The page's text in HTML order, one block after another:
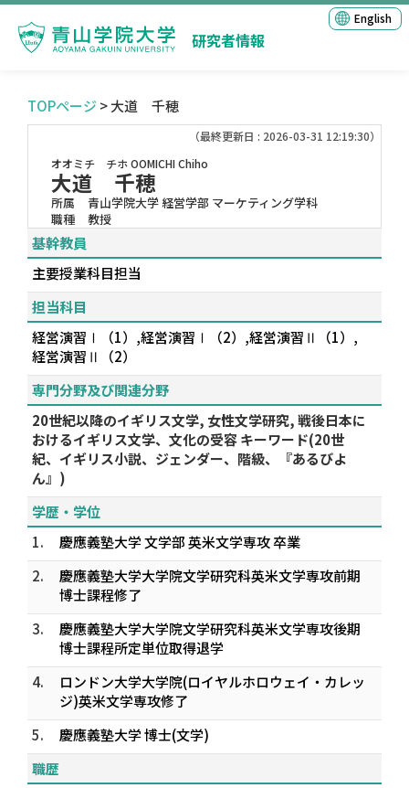
研究者情報
English
TOPページ > 大道 千穂
（最終更新日 : 2026-03-31 12:19:30）
オオミチ チホOOMICHI Chiho
大道 千穂
所属
青山学院大学 経営学部 マーケティング学科
職種
教授
基幹教員
主要授業科目担当
担当科目
経営演習Ⅰ（1）,経営演習Ⅰ（2）,経営演習Ⅱ（1）,
経営演習Ⅱ（2）
専門分野及び関連分野
20世紀以降のイギリス文学, 女性文学研究, 戦後日本に
おけるイギリス文学、文化の受容 キーワード(20世
紀、イギリス小説、ジェンダー、階級、『あるびよ
ん』)
学歴・学位
1.
慶應義塾大学 文学部 英米文学専攻 卒業
2.
慶應義塾大学大学院文学研究科英米文学専攻前期
博士課程修了
3.
慶應義塾大学大学院文学研究科英米文学専攻後期
博士課程所定単位取得退学
4.
ロンドン大学大学院(ロイヤルホロウェイ・カレッ
ジ)英米文学専攻修了
5.
慶應義塾大学 博士(文学)
職歴